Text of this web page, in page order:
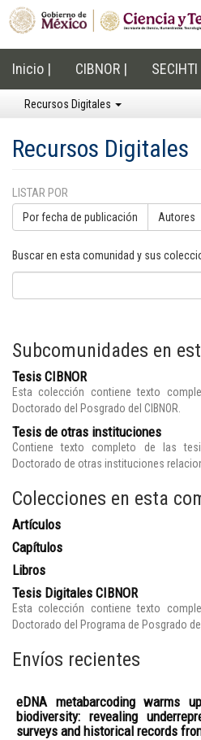
Inicio | CIBNOR | SECIHTI
Recursos Digitales
Recursos Digitales
LISTAR POR
Por fecha de publicación Autores
Buscar en esta comunidad y sus
Subcomunidades en
Tesis CIBNOR
Esta colección contiene texto
Doctorado del Posgrado del CIBNOR.
Tesis de otras instituciones
Contiene texto completo de las
Doctorado de otras instituciones
Colecciones en esta
Artículos
Capítulos
Libros
Tesis Digitales CIBNOR
Esta colección contiene texto
Doctorado del Programa de Posgrado del
Envíos recientes
eDNA metabarcoding warms
biodiversity: revealing
surveys and historical records